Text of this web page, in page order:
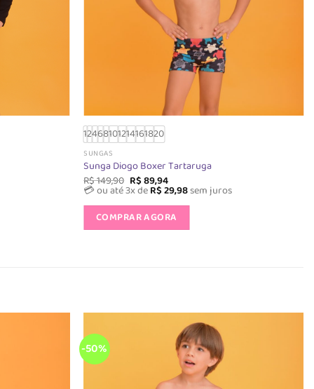
12468101214161820
SUNGAS
Sunga Diogo Boxer Tartaruga
R$149,90 O
preço
original
era:
R$ 149,90.
R$89,94O
preço
atual
é:
R$ 89,94.
💳 ou até 3x deR$29,98sem juros
COMPRAR AGORA
podem
ser
escolhidas
na
página
-50%